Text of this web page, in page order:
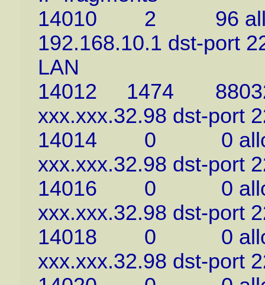
14010 2 96 allow
192.168.10.1 dst-port
LAN
14012 1474 88032
xxx.xxx.32.98 dst-port
14014 0 0 allow
xxx.xxx.32.98 dst-port
14016 0 0 allow
xxx.xxx.32.98 dst-port
14018 0 0 allow
xxx.xxx.32.98 dst-port